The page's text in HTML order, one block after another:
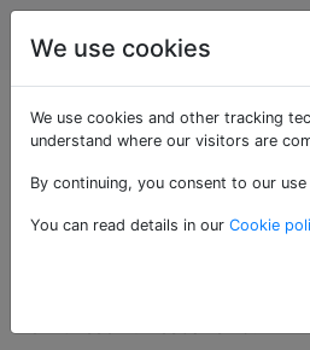
Als
getaggte
Bei der Verschlüsselung
We use cookies
We use cookies and other tracking
understand where our visitors are
By continuing, you consent to our
You can read details in our Cookie